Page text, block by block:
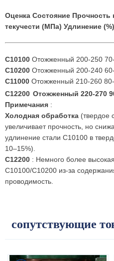
Оценка Состояние Прочность
текучести (МПа) Удлинение (%)
C10100 Отожженный 200-250
C10200 Отожженный 200-240
C11000 Отожженный 210-260
C12200 Отожженный 220-270
Примечания :
Холодная обработка (твердое
увеличивает прочность, но
удлинение стали C10100 в
10–15%).
C12200 : Немного более
C10100/C10200 из-за
проводимость.
сопутствующие